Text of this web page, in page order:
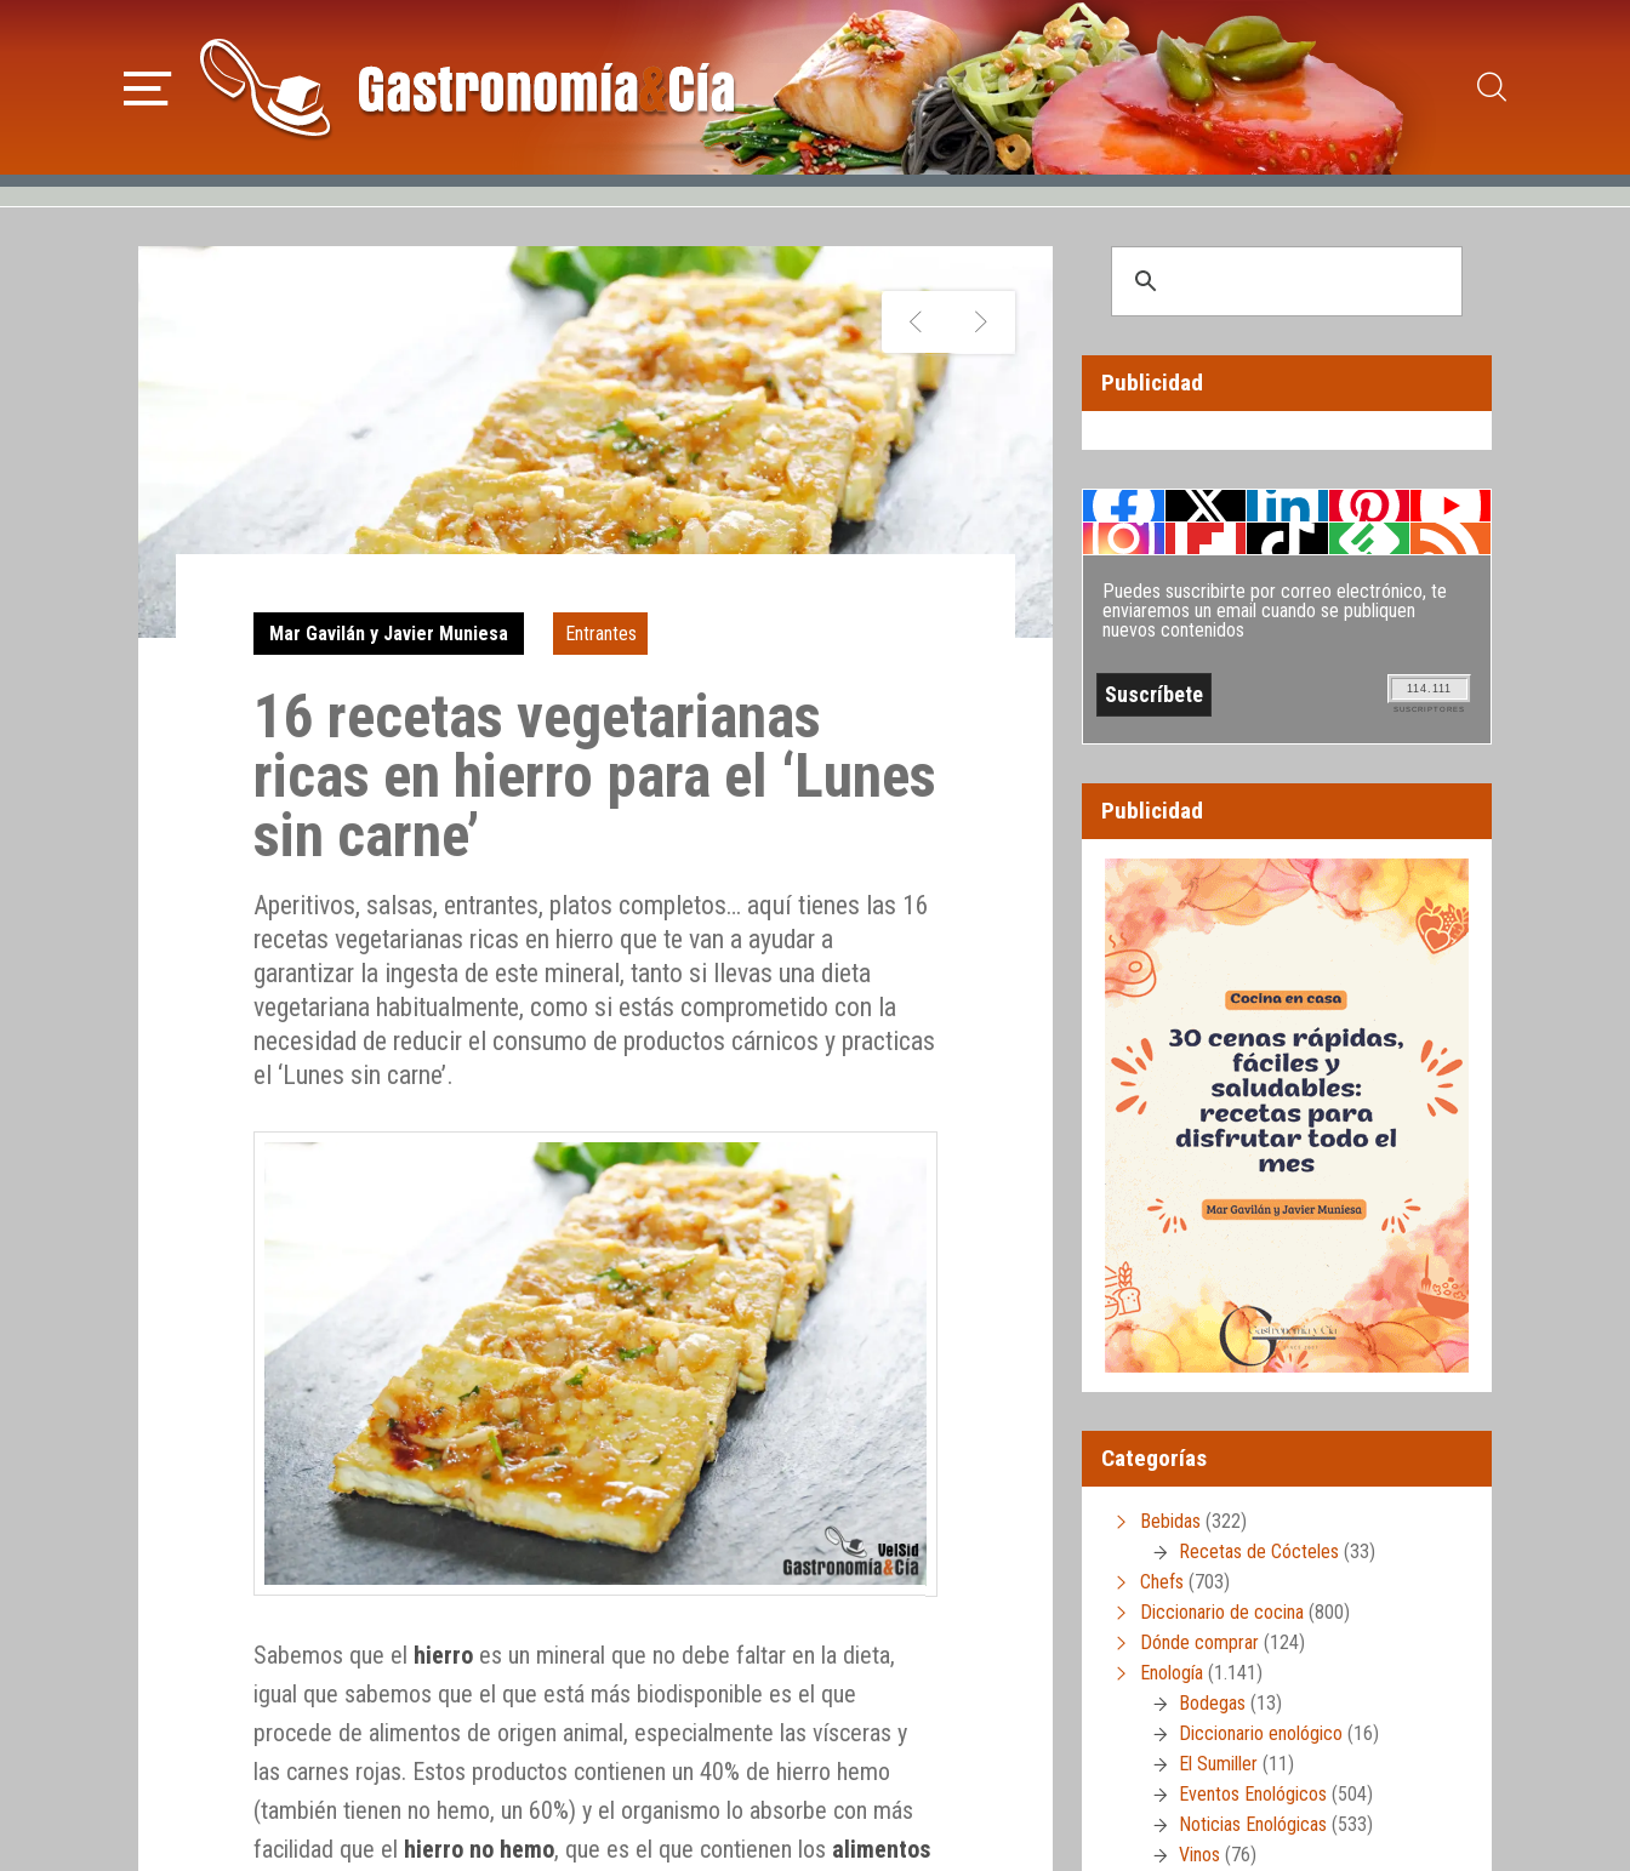
Mar Gavilán y Javier Muniesa Entrantes
16 recetas vegetarianas
ricas en hierro para el ‘Lunes
sin carne’
Aperitivos, salsas, entrantes, platos completos… aquí tienes las 16
recetas vegetarianas ricas en hierro que te van a ayudar a
garantizar la ingesta de este mineral, tanto si llevas una dieta
vegetariana habitualmente, como si estás comprometido con la
necesidad de reducir el consumo de productos cárnicos y practicas
el ‘Lunes sin carne’.
Sabemos que el hierro es un mineral que no debe faltar en la dieta,
igual que sabemos que el que está más biodisponible es el que
procede de alimentos de origen animal, especialmente las vísceras y
las carnes rojas. Estos productos contienen un 40% de hierro hemo
(también tienen no hemo, un 60%) y el organismo lo absorbe con más
facilidad que el hierro no hemo, que es el que contienen los alimentos
Publicidad
Puedes suscribirte por correo electrónico, te
enviaremos un email cuando se publiquen
nuevos contenidos
114.111
SUSCRIPTORES
Publicidad
Categorías
Bebidas (322)
Recetas de Cócteles (33)
Chefs (703)
Diccionario de cocina (800)
Dónde comprar (124)
Enología (1.141)
Bodegas (13)
Diccionario enológico (16)
El Sumiller (11)
Eventos Enológicos (504)
Noticias Enológicas (533)
Vinos (76)